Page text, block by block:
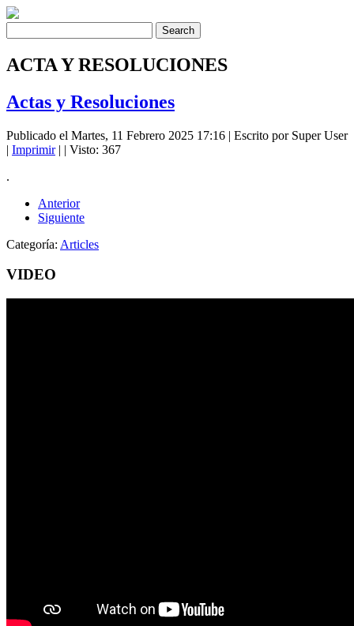
ACTA Y RESOLUCIONES
Actas y Resoluciones
Publicado el Martes, 11 Febrero 2025 17:16 | Escrito por Super User
| Imprimir| | Visto: 367
.
Anterior
Siguiente
Categoría: Articles
VIDEO